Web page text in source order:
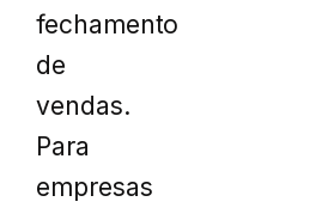
fechamento
de
vendas.
Para
empresas